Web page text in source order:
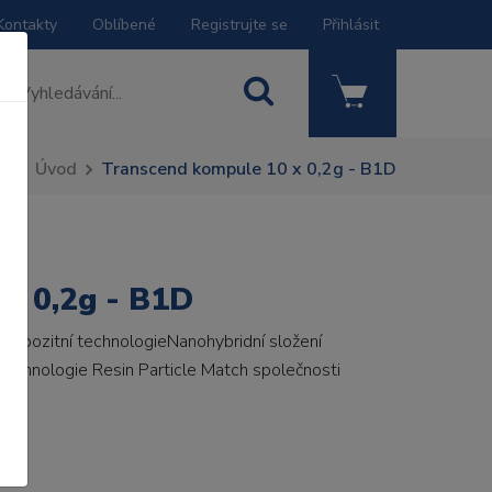
Oblíbené Registrujte se Přihlásit
Úvod Transcend kompule 10 x 0,2g - B1D
0,2g - B1D
technologieNanohybridní složení
Resin Particle Match společnosti